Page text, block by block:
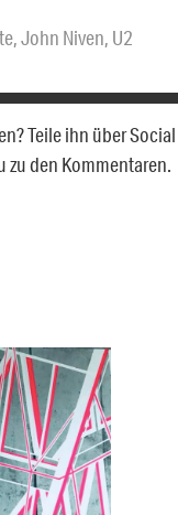
,John Niven, U2
Teile ihn über
zu den Kommentaren.